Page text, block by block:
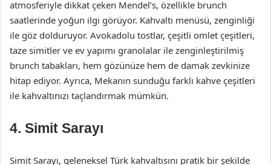
atmosferiyle dikkat çeken Mendel’s, özellikle brunch
saatlerinde yoğun ilgi görüyor. Kahvaltı menüsü, zenginliği
ile göz dolduruyor. Avokadolu tostlar, çeşitli omlet çeşitleri,
taze simitler ve ev yapımı granolalar ile zenginleştirilmiş
brunch tabakları, hem gözünüze hem de damak zevkinize
hitap ediyor. Ayrıca, Mekanın sunduğu farklı kahve çeşitleri
ile kahvaltınızı taçlandırmak mümkün.
4. Simit Sarayı
Simit Sarayı, geleneksel Türk kahvaltısını pratik bir şekilde